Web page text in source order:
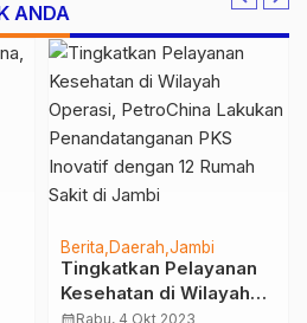
ANDA
Berita Daerah Jambi
Tingkatkan Pelayanan
Kesehatan di Wilayah
Operasi, PetroChina
Rabu, 4 Okt 2023